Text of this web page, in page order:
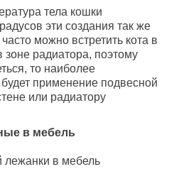
тела кошки
эти создания так же
можно встретить кота в
радиатора, поэтому
то наиболее
применение подвесной
или радиатору
в мебель
лежанки в мебель